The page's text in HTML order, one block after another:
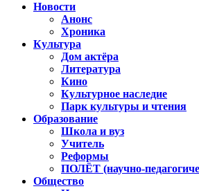
Новости
Анонс
Хроника
Культура
Дом актёра
Литература
Кино
Культурное наследие
Парк культуры и чтения
Образование
Школа и вуз
Учитель
Реформы
ПОЛЁТ (научно-
Общество